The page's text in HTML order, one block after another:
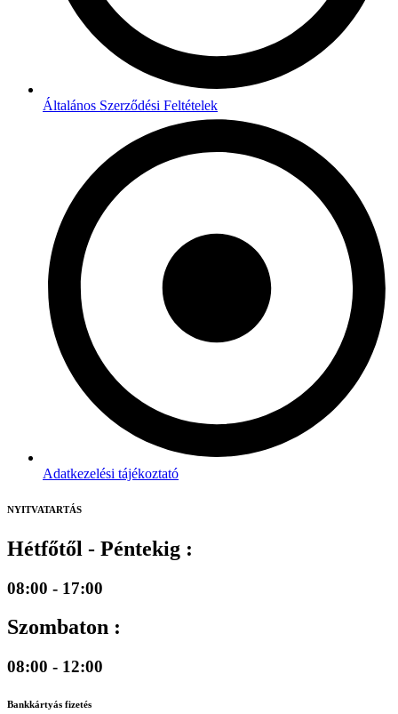
Általános Szerződési Feltételek
Adatkezelési tájékoztató
NYITVATARTÁS
Hétfőtől - Péntekig :
08:00 - 17:00
Szombaton :
08:00 - 12:00
Bankkártyás fizetés